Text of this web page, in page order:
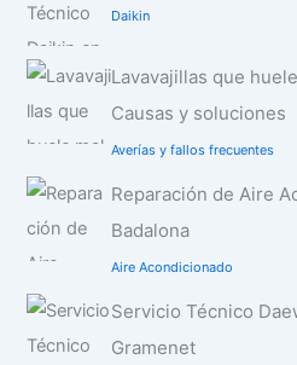
Daikin
Lavavajillas que
Causas y soluciones
Averías y fallos frecuentes
Reparación de Aire
Badalona
Aire Acondicionado
Servicio Técnico
Gramenet